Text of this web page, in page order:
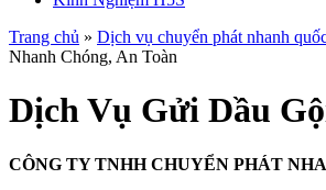
Trang chủ » Dịch vụ chuyển phát nhanh
Nhanh Chóng, An Toàn
Dịch Vụ Gửi Dầu
CÔNG TY TNHH CHUYỂN PHÁT